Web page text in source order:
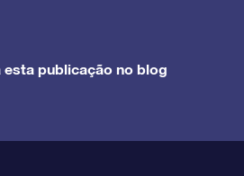
esta publicação no blog